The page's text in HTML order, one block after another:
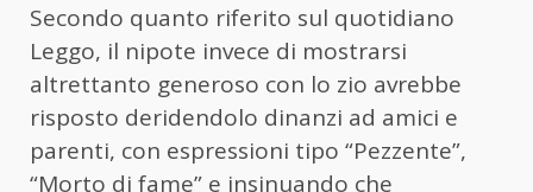
Secondo quanto riferito sul quotidiano
Leggo, il nipote invece di mostrarsi
altrettanto generoso con lo zio avrebbe
risposto deridendolo dinanzi ad amici e
parenti, con espressioni tipo “Pezzente”,
“Morto di fame” e insinuando che